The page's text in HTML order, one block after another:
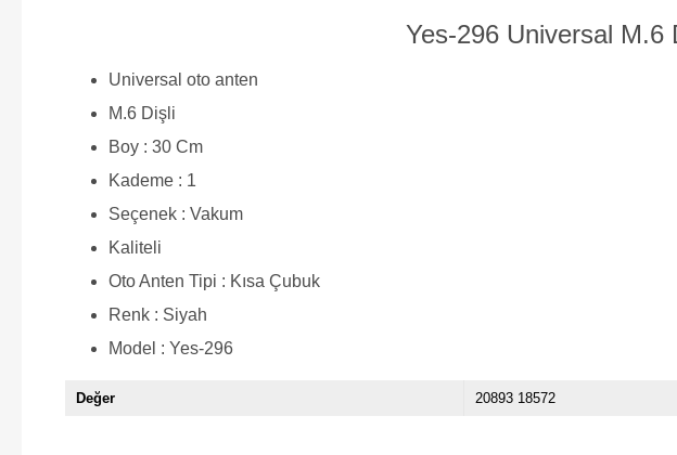
Yes-296 Universal M.6
Universal oto anten
M.6 Dişli
Boy : 30 Cm
Kademe : 1
Seçenek : Vakum
Kaliteli
Oto Anten Tipi : Kısa Çubuk
Renk : Siyah
Model : Yes-296
Değer 20893 18572